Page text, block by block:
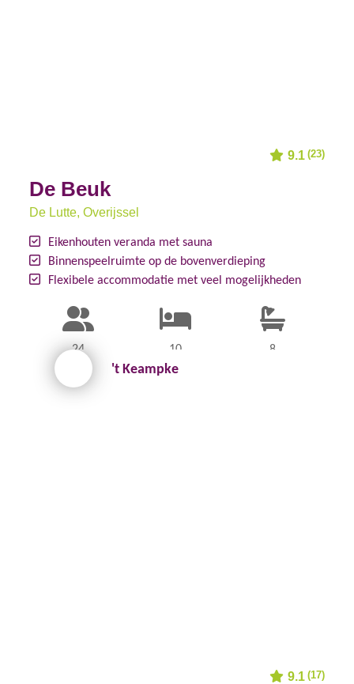
9.1 (23)
De Beuk
De Lutte, Overijssel
Eikenhouten veranda met sauna
Binnenspeelruimte op de bovenverdieping
Flexibele accommodatie met veel mogelijkheden
24 10 8
't Keampke
9.1 (17)